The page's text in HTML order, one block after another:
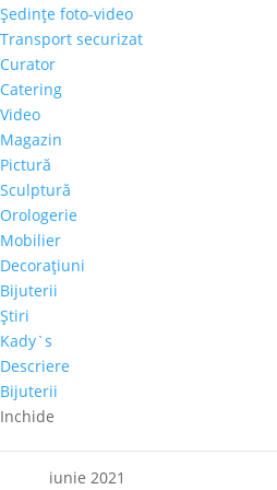
Şedinţe foto-video
Transport securizat
Curator
Catering
Video
Magazin
Pictură
Sculptură
Orologerie
Mobilier
Decoraţiuni
Bijuterii
Ştiri
Kady`s
Descriere
Bijuterii
Inchide
Articole recente
Galeria Alexandra’s la
Bucharest Floreasca
Sakura, cel mai mare diamant
aproape 30 de milioane de
Paharul de Cultură, inițiativa
Vinea
Artă de Cinci Stele – Gabriela
Grand Hotel
Comentarii recente
Arhive
iunie 2021